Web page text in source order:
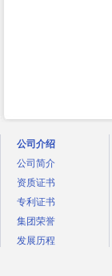
公司介绍
公司简介
资质证书
专利证书
集团荣誉
发展历程